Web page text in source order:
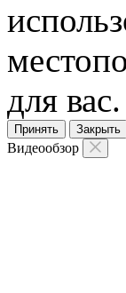
для вас.
Принять Закрыть
Видеообзор